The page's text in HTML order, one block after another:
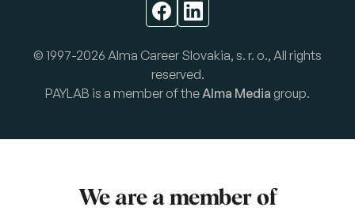
© 1997-2026 Alma Career Slovakia, s. r. o., All rights
reserved.
PAYLAB is a member of theAlma Media group.
We are a member of